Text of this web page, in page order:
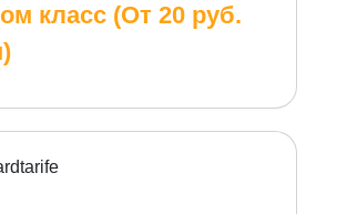
класс (От 20 руб.